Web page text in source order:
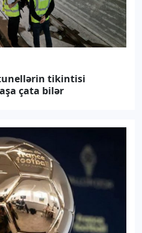
tikintisi
çata bilər